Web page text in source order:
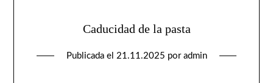
Caducidad de la pasta
Publicada el 21.11.2025 por admin